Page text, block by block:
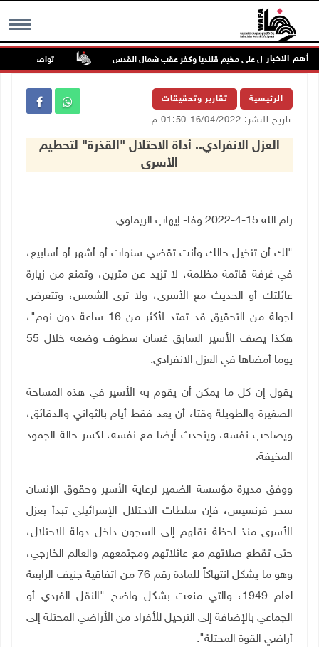
MENU أهم الاخبار تواصل انتهاكات
الرئيسية تقارير وتحقيقات
تاريخ النشر: 16/04/2022 01:50 م
العزل الانفرادي.. أداة الاحتلال "القذرة" لتحطيم
الأسرى
رام الله 15-4-2022 وفا- إيهاب الريماوي
"لك أن تتخيل حالك وأنت تقضي سنوات أو أشهر أو أسابيع،
في غرفة قاتمة مظلمة، لا تزيد عن مترين، وتمنع من زيارة
عائلتك أو الحديث مع الأسرى، ولا ترى الشمس، وتتعرض
لجولة من التحقيق قد تمتد لأكثر من 16 ساعة دون نوم"،
هكذا يصف الأسير السابق غسان سطوف وضعه خلال 55
يوما أمضاها في العزل الانفرادي.
يقول إن كل ما يمكن أن يقوم به الأسير في هذه المساحة
الصغيرة والطويلة وقتا، أن يعد فقط أيام بالثواني والدقائق،
ويصاحب نفسه، ويتحدث أيضا مع نفسه، لكسر حالة الجمود
المخيفة.
ووفق مديرة مؤسسة الضمير لرعاية الأسير وحقوق الإنسان
سحر فرنسيس، فإن سلطات الاحتلال الإسرائيلي تبدأ بعزل
الأسرى منذ لحظة نقلهم إلى السجون داخل دولة الاحتلال،
حتى تقطع صلاتهم مع عائلاتهم ومجتمعهم والعالم الخارجي،
وهو ما يشكل انتهاكاً للمادة رقم 76 من اتفاقية جنيف الرابعة
لعام 1949، والتي منعت بشكل واضح "النقل الفردي أو
الجماعي بالإضافة إلى الترحيل للأفراد من الأراضي المحتلة إلى
أراضي القوة المحتلة".